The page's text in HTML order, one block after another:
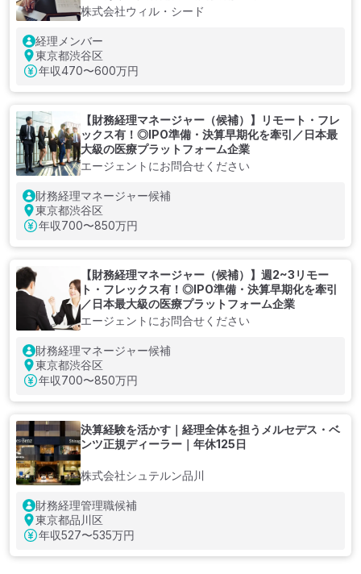
株式会社ウィル・シード
経理メンバー
東京都渋谷区
年収470〜600万円
【財務経理マネージャー（候補）】リモート・フレ
ックス有！◎IPO準備・決算早期化を牽引／日本最
大級の医療プラットフォーム企業
エージェントにお問合せください
財務経理マネージャー候補
東京都渋谷区
年収700〜850万円
【財務経理マネージャー（候補）】週2~3リモー
ト・フレックス有！◎IPO準備・決算早期化を牽引
／日本最大級の医療プラットフォーム企業
エージェントにお問合せください
財務経理マネージャー候補
東京都渋谷区
年収700〜850万円
決算経験を活かす｜経理全体を担うメルセデス・ベ
ンツ正規ディーラー｜年休125日
株式会社シュテルン品川
財務経理管理職候補
東京都品川区
年収527〜535万円